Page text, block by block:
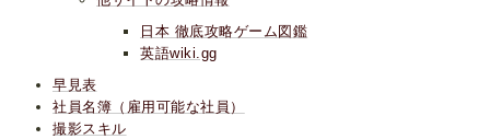
日本 徹底攻略ゲーム図鑑
英語wiki.gg
早見表
社員名簿（雇用可能な社員）
撮影スキル